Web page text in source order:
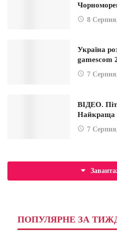
8
Україна
gamescom
7
ВІДЕО.
Найкраща
7
ПОПУЛЯРНЕ ЗА